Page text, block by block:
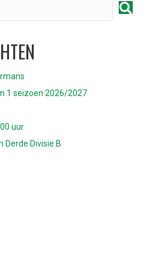
1 seizoen 2026/2027
uur
Derde Divisie B